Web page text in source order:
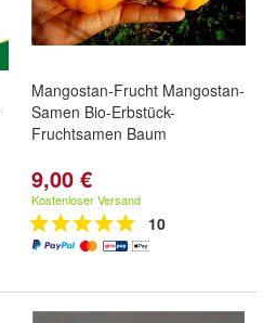
Mangostan-Frucht Mangostan-
Samen Bio-Erbstück-
Fruchtsamen Baum
9,00 €
Kostenloser Versand
10